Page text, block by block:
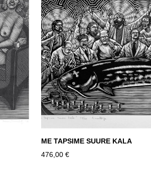
ME TAPSIME SUURE KALA
476,00 €